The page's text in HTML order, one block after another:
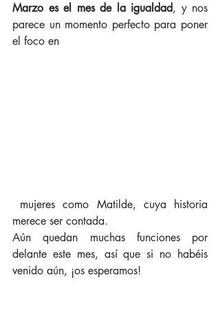
Marzo es el mes de la igualdad, y nos
parece un momento perfecto para poner
el foco en
merece ser contada.
Aún quedan muchas funciones por
delante este mes, así que si no habéis
venido aún, ¡os esperamos!